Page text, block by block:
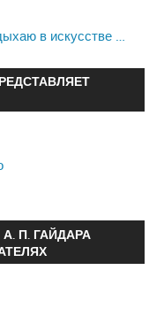
в искусстве …
П. ГАЙДАРА